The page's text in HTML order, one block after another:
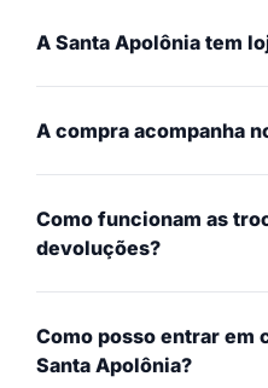
A Santa Apolônia tem
A compra acompanha
Como funcionam as
devoluções?
Como posso entrar em
Santa Apolônia?